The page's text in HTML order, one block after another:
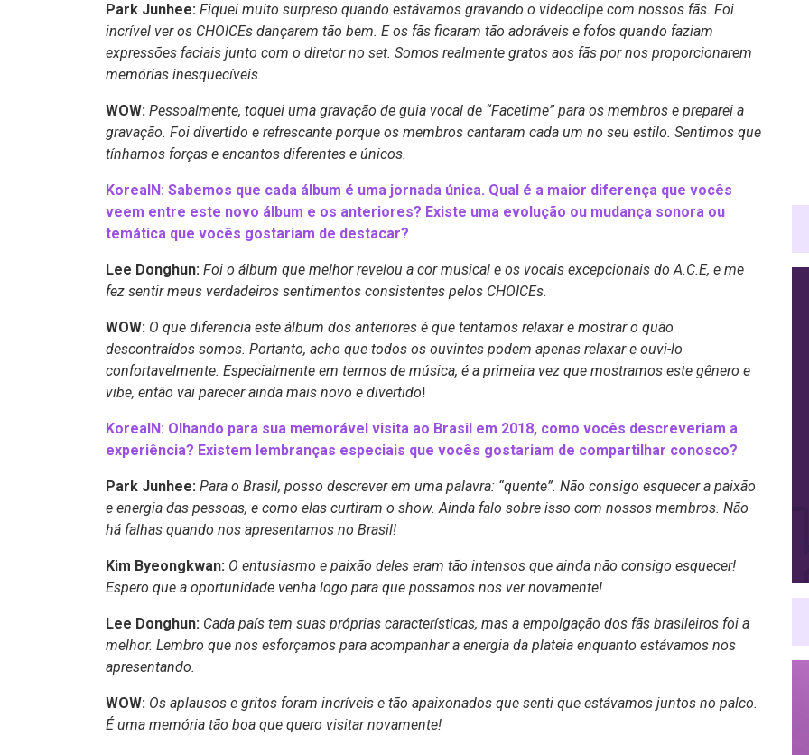
Park Junhee: Fiquei muito surpreso quando estávamos gravando o videoclipe com nossos fãs. Foi
incrível ver os CHOICEs dançarem tão bem. E os fãs ficaram tão adoráveis e fofos quando faziam
expressões faciais junto com o diretor no set. Somos realmente gratos aos fãs por nos proporcionarem
memórias inesquecíveis.
WOW: Pessoalmente, toquei uma gravação de guia vocal de “Facetime” para os membros e preparei a
gravação. Foi divertido e refrescante porque os membros cantaram cada um no seu estilo. Sentimos que
tínhamos forças e encantos diferentes e únicos.
KoreaIN: Sabemos que cada álbum é uma jornada única. Qual é a maior diferença que vocês
veem entre este novo álbum e os anteriores? Existe uma evolução ou mudança sonora ou
temática que vocês gostariam de destacar?
Lee Donghun: Foi o álbum que melhor revelou a cor musical e os vocais excepcionais do A.C.E, e me
fez sentir meus verdadeiros sentimentos consistentes pelos CHOICEs.
WOW: O que diferencia este álbum dos anteriores é que tentamos relaxar e mostrar o quão
descontraídos somos. Portanto, acho que todos os ouvintes podem apenas relaxar e ouvi-lo
confortavelmente. Especialmente em termos de música, é a primeira vez que mostramos este gênero e
vibe, então vai parecer ainda mais novo e divertido!
KoreaIN: Olhando para sua memorável visita ao Brasil em 2018, como vocês descreveriam a
experiência? Existem lembranças especiais que vocês gostariam de compartilhar conosco?
Park Junhee: Para o Brasil, posso descrever em uma palavra: “quente”. Não consigo esquecer a paixão
e energia das pessoas, e como elas curtiram o show. Ainda falo sobre isso com nossos membros. Não
há falhas quando nos apresentamos no Brasil!
Kim Byeongkwan: O entusiasmo e paixão deles eram tão intensos que ainda não consigo esquecer!
Espero que a oportunidade venha logo para que possamos nos ver novamente!
Lee Donghun: Cada país tem suas próprias características, mas a empolgação dos fãs brasileiros foi a
melhor. Lembro que nos esforçamos para acompanhar a energia da plateia enquanto estávamos nos
apresentando.
WOW: Os aplausos e gritos foram incríveis e tão apaixonados que senti que estávamos juntos no palco.
É uma memória tão boa que quero visitar novamente!